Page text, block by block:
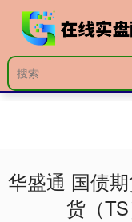
华盛通 国债
货（